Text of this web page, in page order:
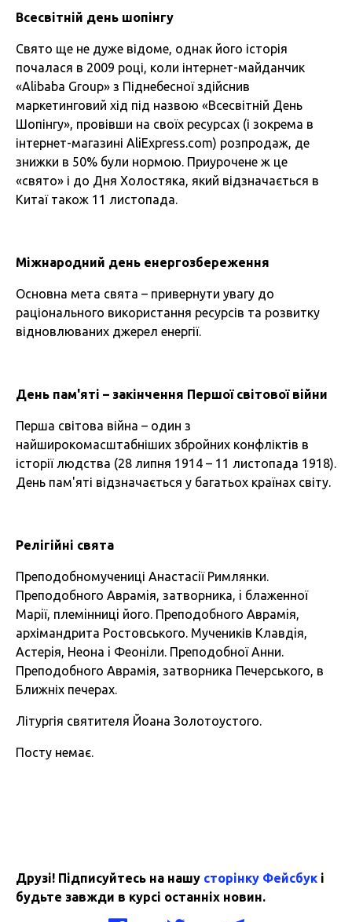
Всесвітній день шопінгу
Свято ще не дуже відоме, однак його історія
почалася в 2009 році, коли інтернет-майданчик
«Alibaba Group» з Піднебесної здійснив
маркетинговий хід під назвою «Всесвітній День
Шопінгу», провівши на своїх ресурсах (і зокрема в
інтернет-магазині AliExpress.com) розпродаж, де
знижки в 50% були нормою. Приурочене ж це
«свято» і до Дня Холостяка, який відзначається в
Китаї також 11 листопада.
Міжнародний день енергозбереження
Основна мета свята – привернути увагу до
раціонального використання ресурсів та розвитку
відновлюваних джерел енергії.
День пам'яті – закінчення Першої світової війни
Перша світова війна – один з
найширокомасштабніших збройних конфліктів в
історії людства (28 липня 1914 – 11 листопада 1918).
День пам'яті відзначається у багатьох країнах світу.
Релігійні свята
Преподобномучениці Анастасiї Римлянки.
Преподобного Аврамiя, затворника, i блаженної
Марiї, племiнницi його. Преподобного Аврамiя,
архімандрита Ростовського. Мучеників Клавдiя,
Астерiя, Неона i Феонiли. Преподобної Анни.
Преподобного Аврамія, затворника Печерського, в
Ближніх печерах.
Літургія святителя Йоана Золотоустого.
Посту немає.
Друзі! Підписуйтесь на нашу сторінку Фейсбук і
будьте завжди в курсі останніх новин.